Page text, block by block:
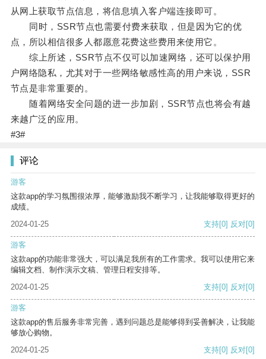
从网上获取节点信息，将信息填入客户端连接即可。
同时，SSR节点也需要付费来获取，但是因为它的优
点，所以相信很多人都愿意花费这些费用来使用它。
综上所述，SSR节点不仅可以加速网络，还可以保护用
户网络隐私，尤其对于一些网络敏感性高的用户来说，SSR
节点是非常重要的。
随着网络安全问题的进一步加剧，SSR节点也将会有越
来越广泛的应用。
#3#
评论
游客
这款app的学习氛围很浓厚，能够激励我不断学习，让我能够取得更好的
成绩。
2024-01-25
支持[0] 反对[0]
游客
这款app的功能非常强大，可以满足我所有的工作需求。我可以使用它来
编辑文档、制作演示文稿、管理日程安排等。
2024-01-25
支持[0] 反对[0]
游客
这款app的售后服务非常完善，遇到问题总是能够得到妥善解决，让我能
够放心购物。
2024-01-25
支持[0] 反对[0]